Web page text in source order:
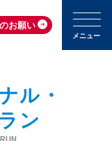
お願い
メニュー
ル・
ン